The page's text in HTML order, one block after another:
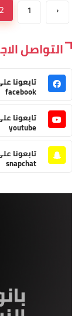
‹
1
2
التواصل
تابعونا
facebook
تابعونا
youtube
تابعونا
snapchat